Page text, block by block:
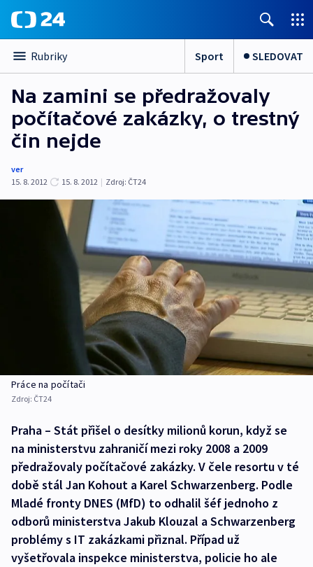
Rubriky Sport SLEDOVAT
Na zamini se předražovaly
počítačové zakázky, o trestný
čin nejde
ver
15. 8. 2012
15. 8. 2012 | Zdroj: ČT24
Práce na počítači
Zdroj: ČT24
Praha – Stát přišel o desítky milionů korun, když se
na ministerstvu zahraničí mezi roky 2008 a 2009
předražovaly počítačové zakázky. V čele resortu v té
době stál Jan Kohout a Karel Schwarzenberg. Podle
Mladé fronty DNES (MfD) to odhalil šéf jednoho z
odborů ministerstva Jakub Klouzal a Schwarzenberg
problémy s IT zakázkami přiznal. Případ už
vyšetřovala inspekce ministerstva, policie ho ale